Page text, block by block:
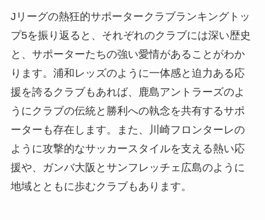
Jリーグの熱狂的サポータークラブランキングトッ
プ5を振り返ると、それぞれのクラブには深い歴史
と、サポーターたちの強い愛情があることがわか
ります。浦和レッズのように一体感と迫力ある応
援を誇るクラブもあれば、鹿島アントラーズのよ
うにクラブの伝統と勝利への執念を共有するサポ
ーターも存在します。また、川崎フロンターレの
ように攻撃的なサッカースタイルを支える熱い応
援や、ガンバ大阪とサンフレッチェ広島のように
地域とともに歩むクラブもあります。